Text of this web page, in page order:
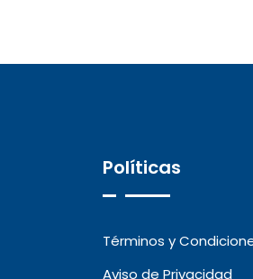
Políticas
Términos y
Aviso de Privacidad